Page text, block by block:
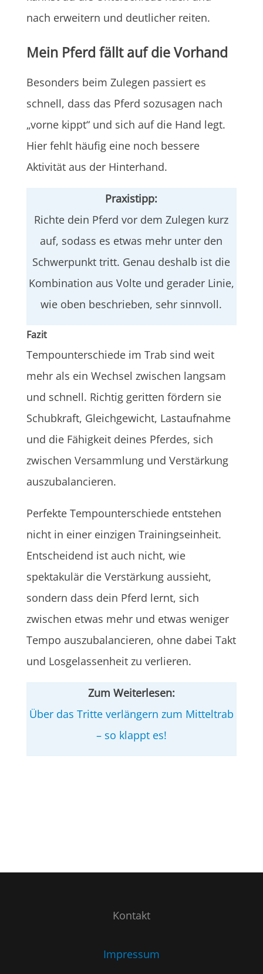
nach erweitern und deutlicher reiten.
Mein Pferd fällt auf die Vorhand
Besonders beim Zulegen passiert es
schnell, dass das Pferd sozusagen nach
„vorne kippt“ und sich auf die Hand legt.
Hier fehlt häufig eine noch bessere
Aktivität aus der Hinterhand.
Praxistipp:
Richte dein Pferd vor dem Zulegen kurz
auf, sodass es etwas mehr unter den
Schwerpunkt tritt. Genau deshalb ist die
Kombination aus Volte und gerader Linie,
wie oben beschrieben, sehr sinnvoll.
Fazit
Tempounterschiede im Trab sind weit
mehr als ein Wechsel zwischen langsam
und schnell. Richtig geritten fördern sie
Schubkraft, Gleichgewicht, Lastaufnahme
und die Fähigkeit deines Pferdes, sich
zwischen Versammlung und Verstärkung
auszubalancieren.
Perfekte Tempounterschiede entstehen
nicht in einer einzigen Trainingseinheit.
Entscheidend ist auch nicht, wie
spektakulär die Verstärkung aussieht,
sondern dass dein Pferd lernt, sich
zwischen etwas mehr und etwas weniger
Tempo auszubalancieren, ohne dabei Takt
und Losgelassenheit zu verlieren.
Zum Weiterlesen:
Über das Tritte verlängern zum Mitteltrab
– so klappt es!
Kontakt
Impressum